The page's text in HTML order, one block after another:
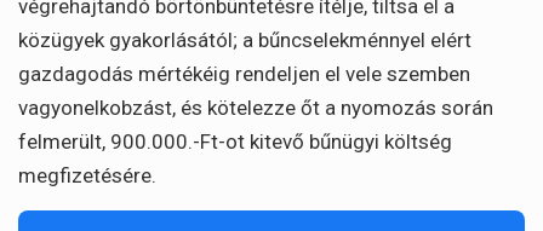
végrehajtandó börtönbüntetésre ítélje, tiltsa el a
közügyek gyakorlásától; a bűncselekménnyel elért
gazdagodás mértékéig rendeljen el vele szemben
vagyonelkobzást, és kötelezze őt a nyomozás során
felmerült, 900.000.-Ft-ot kitevő bűnügyi költség
megfizetésére.